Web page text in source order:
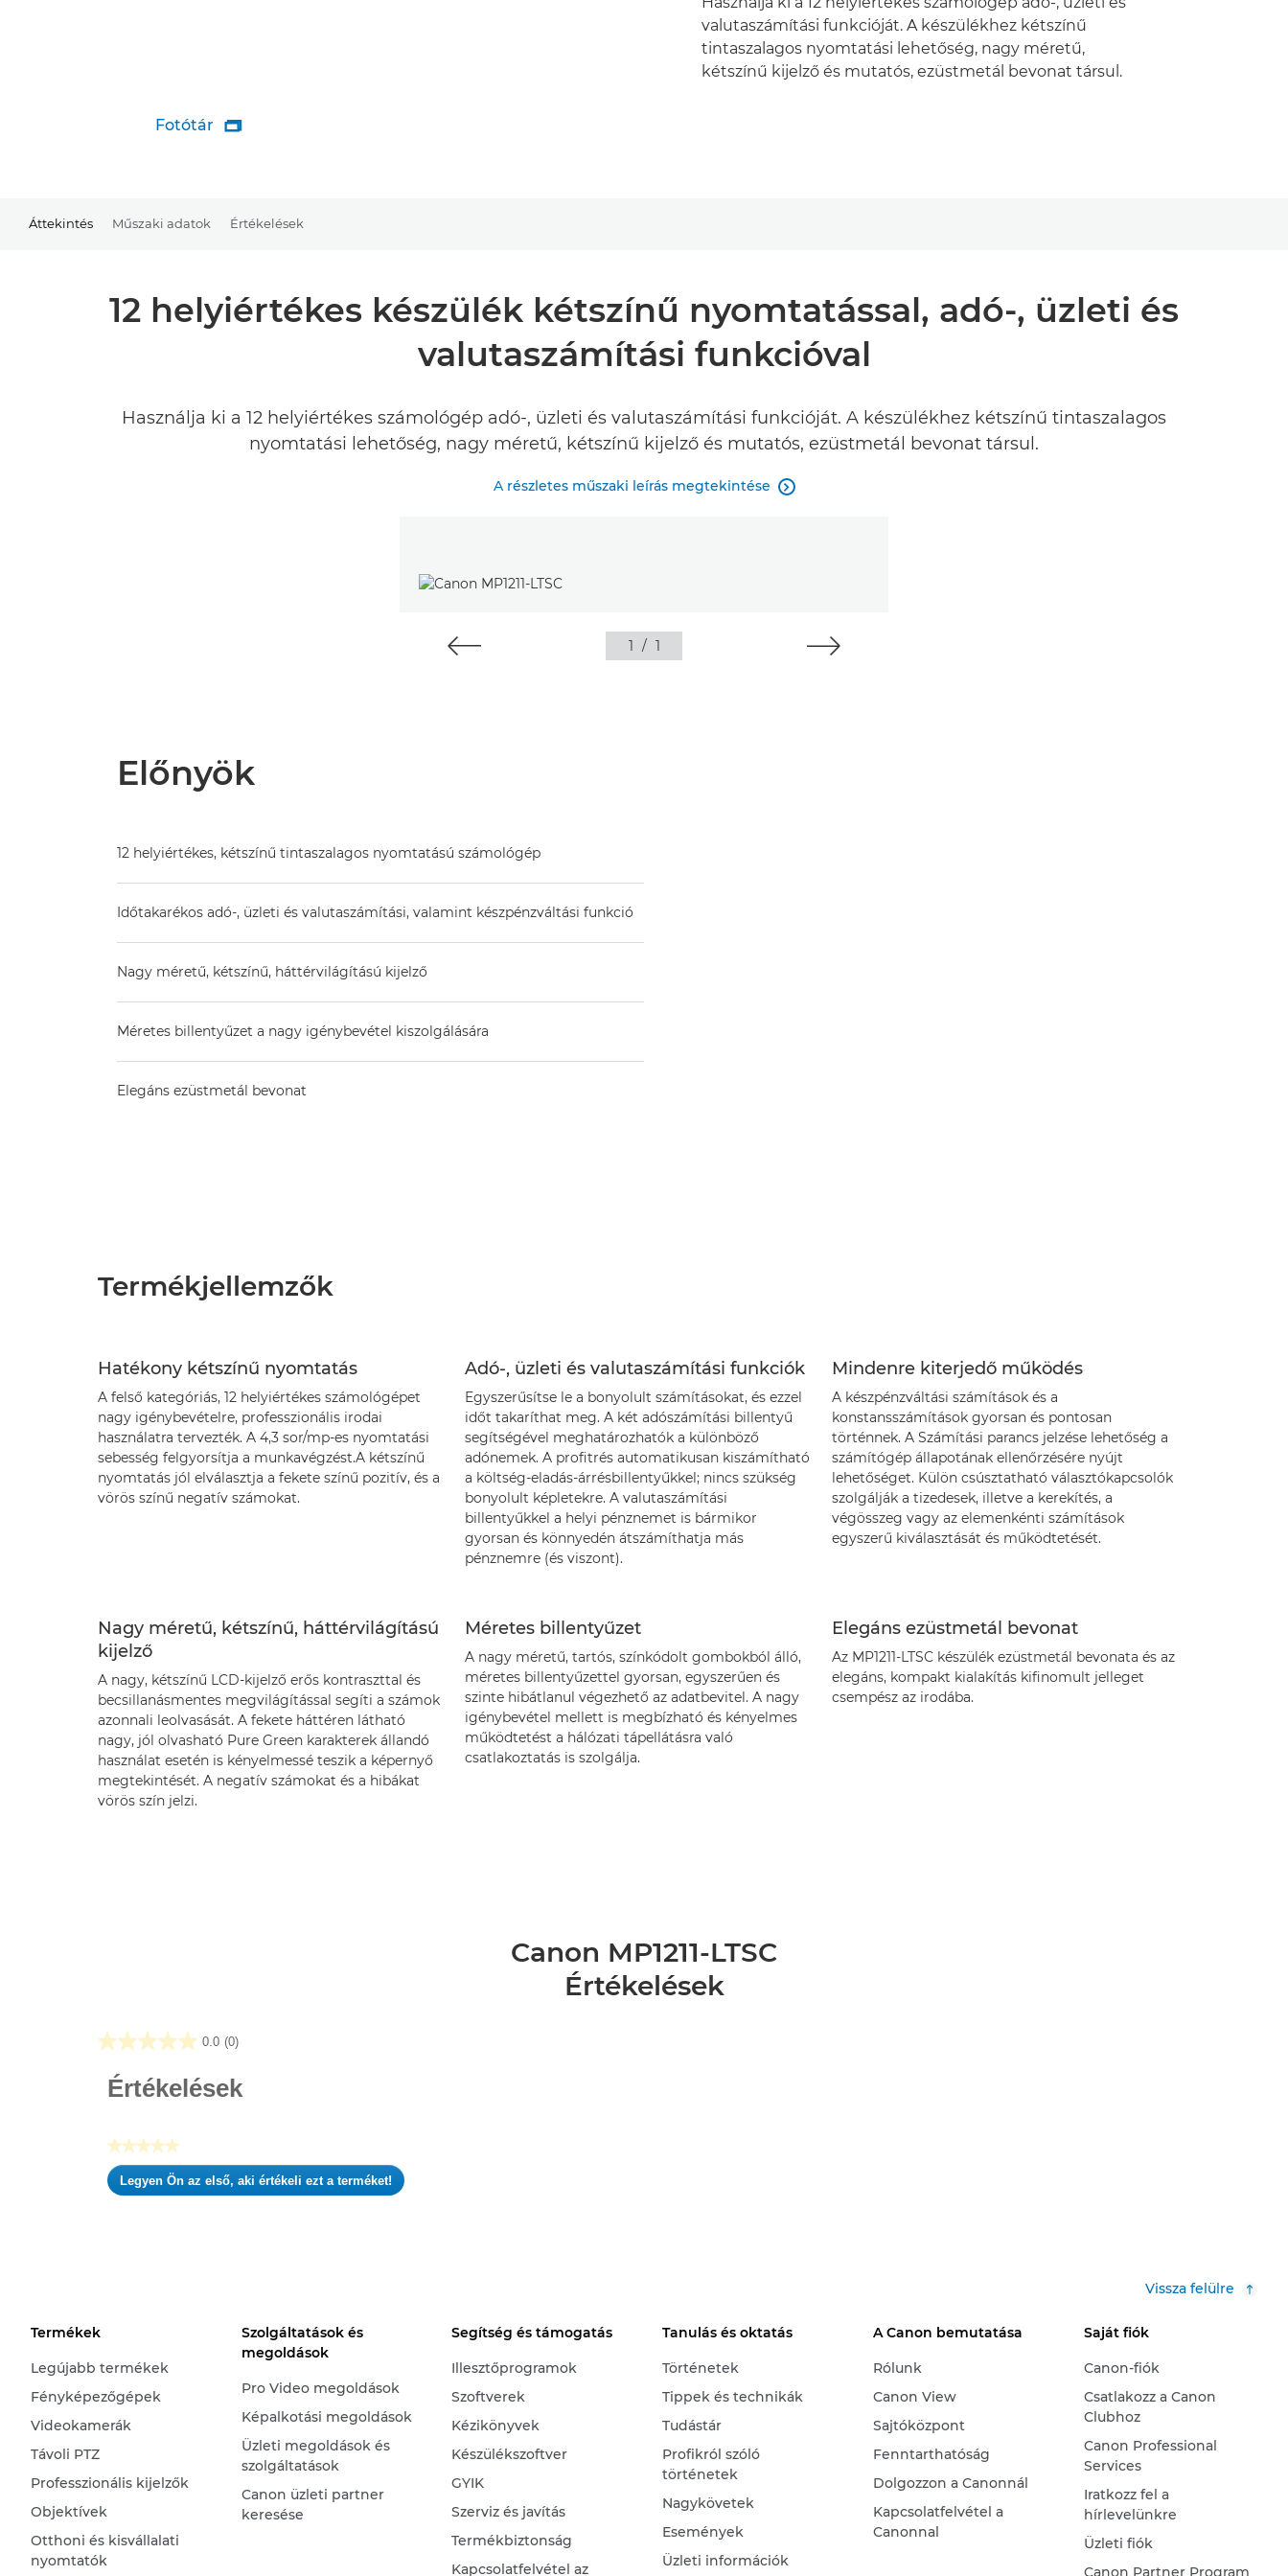
Fotótár 
valutaszámítási funkcióját. A készülékhez kétszínű
tintaszalagos nyomtatási lehetőség, nagy méretű,
kétszínű kijelző és mutatós, ezüstmetál bevonat társul.
Áttekintés Műszaki adatok Értékelések
12 helyiértékes készülék kétszínű nyomtatással, adó-, üzleti és
valutaszámítási funkcióval
Használja ki a 12 helyiértékes számológép adó-, üzleti és valutaszámítási funkcióját. A készülékhez kétszínű tintaszalagos
nyomtatási lehetőség, nagy méretű, kétszínű kijelző és mutatós, ezüstmetál bevonat társul.
A részletes műszaki leírás megtekintése 
1 / 1
Előnyök
12 helyiértékes, kétszínű tintaszalagos nyomtatású számológép
Időtakarékos adó-, üzleti és valutaszámítási, valamint készpénzváltási funkció
Nagy méretű, kétszínű, háttérvilágítású kijelző
Méretes billentyűzet a nagy igénybevétel kiszolgálására
Elegáns ezüstmetál bevonat
Termékjellemzők
Hatékony kétszínű nyomtatás
A felső kategóriás, 12 helyiértékes számológépet
nagy igénybevételre, professzionális irodai
használatra tervezték. A 4,3 sor/mp-es nyomtatási
sebesség felgyorsítja a munkavégzést.A kétszínű
nyomtatás jól elválasztja a fekete színű pozitív, és a
vörös színű negatív számokat.
Adó-, üzleti és valutaszámítási funkciók
Egyszerűsítse le a bonyolult számításokat, és ezzel
időt takaríthat meg. A két adószámítási billentyű
segítségével meghatározhatók a különböző
adónemek. A profitrés automatikusan kiszámítható
a költség-eladás-árrésbillentyűkkel; nincs szükség
bonyolult képletekre. A valutaszámítási
billentyűkkel a helyi pénznemet is bármikor
gyorsan és könnyedén átszámíthatja más
pénznemre (és viszont).
Mindenre kiterjedő működés
A készpénzváltási számítások és a
konstansszámítások gyorsan és pontosan
történnek. A Számítási parancs jelzése lehetőség a
számítógép állapotának ellenőrzésére nyújt
lehetőséget. Külön csúsztatható választókapcsolók
szolgálják a tizedesek, illetve a kerekítés, a
végösszeg vagy az elemenkénti számítások
egyszerű kiválasztását és működtetését.
Nagy méretű, kétszínű, háttérvilágítású
kijelző
A nagy, kétszínű LCD-kijelző erős kontraszttal és
becsillanásmentes megvilágítással segíti a számok
azonnali leolvasását. A fekete háttéren látható
nagy, jól olvasható Pure Green karakterek állandó
használat esetén is kényelmessé teszik a képernyő
megtekintését. A negatív számokat és a hibákat
vörös szín jelzi.
Méretes billentyűzet
A nagy méretű, tartós, színkódolt gombokból álló,
méretes billentyűzettel gyorsan, egyszerűen és
szinte hibátlanul végezhető az adatbevitel. A nagy
igénybevétel mellett is megbízható és kényelmes
működtetést a hálózati tápellátásra való
csatlakoztatás is szolgálja.
Elegáns ezüstmetál bevonat
Az MP1211-LTSC készülék ezüstmetál bevonata és az
elegáns, kompakt kialakítás kifinomult jelleget
csempész az irodába.
Canon MP1211-LTSC
Értékelések
0.0 (0)
0.0
elérhető
Értékelések
★★★★★
Nincs
értékelési
Legyen Ön az első, aki értékeli ezt a terméket!
.
párbeszédpanelt.
Vissza felülre
Termékek
Legújabb termékek
Fényképezőgépek
Videokamerák
Távoli PTZ
Professzionális kijelzők
Objektívek
Otthoni és kisvállalati
nyomtatók
Szolgáltatások és
megoldások
Pro Video megoldások
Képalkotási megoldások
Üzleti megoldások és
szolgáltatások
Canon üzleti partner
keresése
Segítség és támogatás
Illesztőprogramok
Szoftverek
Kézikönyvek
Készülékszoftver
GYIK
Szerviz és javítás
Termékbiztonság
Kapcsolatfelvétel az
Tanulás és oktatás
Történetek
Tippek és technikák
Tudástár
Profikról szóló
történetek
Nagykövetek
Események
Üzleti információk
A Canon bemutatása
Rólunk
Canon View
Sajtóközpont
Fenntarthatóság
Dolgozzon a Canonnál
Kapcsolatfelvétel a
Canonnal
Saját fiók
Canon-fiók
Csatlakozz a Canon
Clubhoz
Canon Professional
Services
Iratkozz fel a
hírlevelünkre
Üzleti fiók
Canon Partner Program